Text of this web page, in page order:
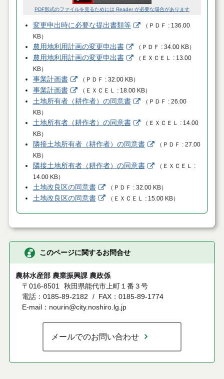
PDF形式のファイルを見るためには Reader が必要な場合があります
変更申出時に必要な提出書類等 （ ＰＤＦ
136.00
KB）
農用地利用計画の変更申出書 （ ＰＤＦ 34.00 KB）
農用地利用計画の変更申出書 （ ＥＸＣＥＬ
13.00
KB）
事業計画書 （ ＰＤＦ 32.00 KB）
事業計画書 （ ＥＸＣＥＬ 18.00 KB）
土地所有者（耕作者）の同意書 （ ＰＤＦ
26.00
KB）
土地所有者（耕作者）の同意書 （ ＥＸＣＥＬ
14.00
KB）
隣接土地所有者（耕作者）の同意書 （ ＰＤＦ
27.00
KB）
隣接土地所有者（耕作者）の同意書 （ ＥＸＣＥＬ
14.00 KB）
土地改良区の同意書 （ ＰＤＦ 32.00 KB）
土地改良区の同意書 （ ＥＸＣＥＬ 15.00 KB）
このページに関するお問合せ
農林水産部 農業振興課 農政係
〒016-8501
秋田県能代市上町１番３号
電話：0185-89-2182
FAX：0185-89-1774
E-mail：nourin@city.noshiro.lg.jp
メールでのお問い合わせ